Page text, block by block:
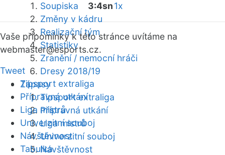
Soupiska
Změny v kádru
Realizační tým
Statistiky
Zranění / nemocní hráči
Dresy 2018/19
Zápasy
Tipsport extraliga
Přípravná utkání
Liga mistrů
Univerzitní souboj
Návštěvnost
3:4sn1x
Vaše připomínky k této stránce uvítáme na
webmaster@esports.cz.
Tweet
Tipsport extraliga
Přípravná utkání
Liga mistrů
Univerzitní souboj
Návštěvnost
Tabulka